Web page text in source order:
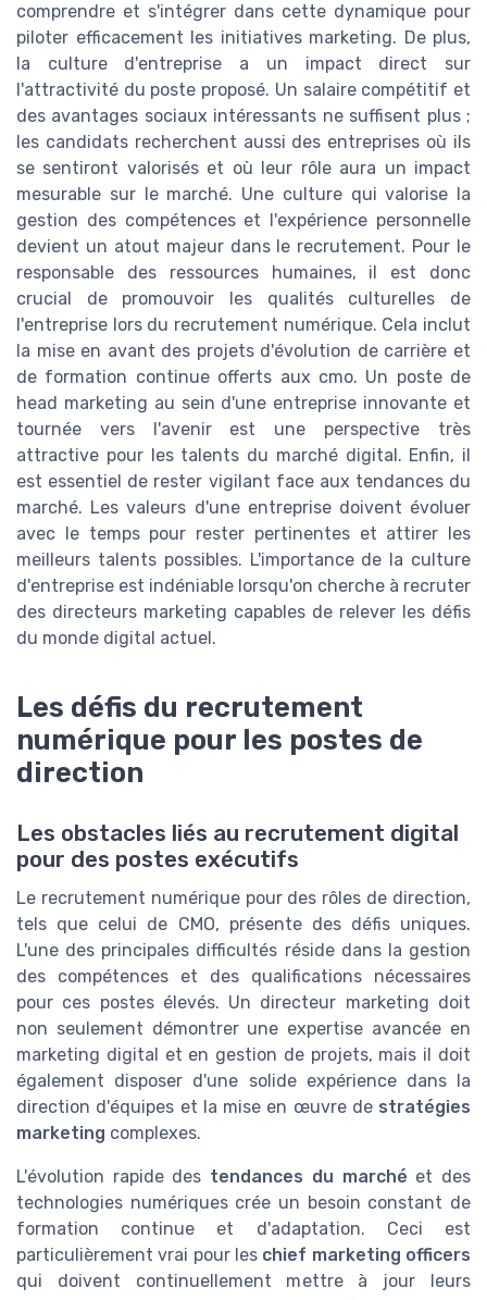
comprendre et s'intégrer dans cette dynamique pour
piloter efficacement les initiatives marketing. De plus,
la culture d'entreprise a un impact direct sur
l'attractivité du poste proposé. Un salaire compétitif et
des avantages sociaux intéressants ne suffisent plus ;
les candidats recherchent aussi des entreprises où ils
se sentiront valorisés et où leur rôle aura un impact
mesurable sur le marché. Une culture qui valorise la
gestion des compétences et l'expérience personnelle
devient un atout majeur dans le recrutement. Pour le
responsable des ressources humaines, il est donc
crucial de promouvoir les qualités culturelles de
l'entreprise lors du recrutement numérique. Cela inclut
la mise en avant des projets d'évolution de carrière et
de formation continue offerts aux cmo. Un poste de
head marketing au sein d'une entreprise innovante et
tournée vers l'avenir est une perspective très
attractive pour les talents du marché digital. Enfin, il
est essentiel de rester vigilant face aux tendances du
marché. Les valeurs d'une entreprise doivent évoluer
avec le temps pour rester pertinentes et attirer les
meilleurs talents possibles. L'importance de la culture
d'entreprise est indéniable lorsqu'on cherche à recruter
des directeurs marketing capables de relever les défis
du monde digital actuel.
Les défis du recrutement
numérique pour les postes de
direction
Les obstacles liés au recrutement digital
pour des postes exécutifs
Le recrutement numérique pour des rôles de direction,
tels que celui de CMO, présente des défis uniques.
L'une des principales difficultés réside dans la gestion
des compétences et des qualifications nécessaires
pour ces postes élevés. Un directeur marketing doit
non seulement démontrer une expertise avancée en
marketing digital et en gestion de projets, mais il doit
également disposer d'une solide expérience dans la
direction d'équipes et la mise en œuvre de stratégies
marketing complexes.
L'évolution rapide des tendances du marché et des
technologies numériques crée un besoin constant de
formation continue et d'adaptation. Ceci est
particulièrement vrai pour les chief marketing officers
qui doivent continuellement mettre à jour leurs